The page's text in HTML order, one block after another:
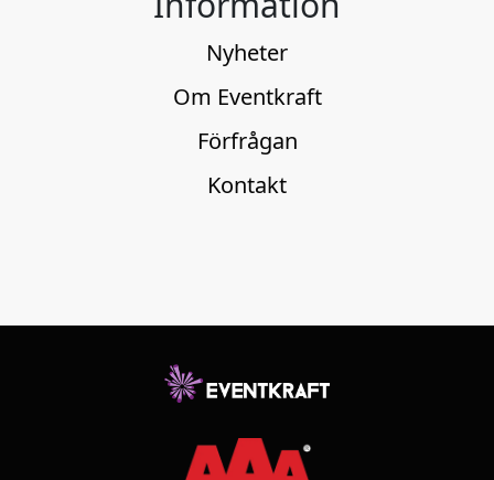
Nyheter
Om Eventkraft
Förfrågan
Kontakt